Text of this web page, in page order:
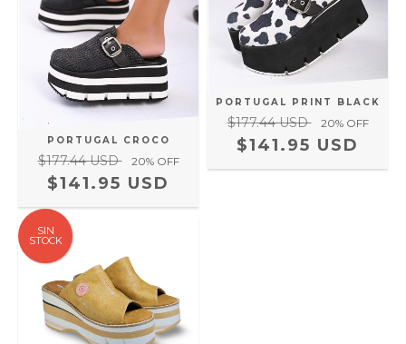
PORTUGAL CROCO
$177.44 USD 20% OFF
$141.95 USD
PORTUGAL PRINT BLACK
$177.44 USD 20% OFF
$141.95 USD
SIN
STOCK